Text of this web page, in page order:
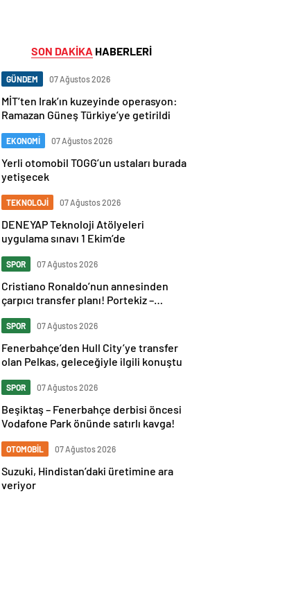
SON DAKİKA HABERLERİ
GÜNDEM 07 Ağustos 2026
MİT’ten Irak’ın kuzeyinde operasyon:
Ramazan Güneş Türkiye’ye getirildi
EKONOMİ 07 Ağustos 2026
Yerli otomobil TOGG’un ustaları burada
yetişecek
TEKNOLOJİ 07 Ağustos 2026
DENEYAP Teknoloji Atölyeleri
uygulama sınavı 1 Ekim’de
SPOR 07 Ağustos 2026
Cristiano Ronaldo’nun annesinden
çarpıcı transfer planı! Portekiz –
kardeşinden sert cevap
SPOR 07 Ağustos 2026
Fenerbahçe’den Hull City’ye transfer
olan Pelkas, geleceğiyle ilgili konuştu
SPOR 07 Ağustos 2026
Beşiktaş – Fenerbahçe derbisi öncesi
Vodafone Park önünde satırlı kavga!
OTOMOBİL 07 Ağustos 2026
Suzuki, Hindistan’daki üretimine ara
veriyor